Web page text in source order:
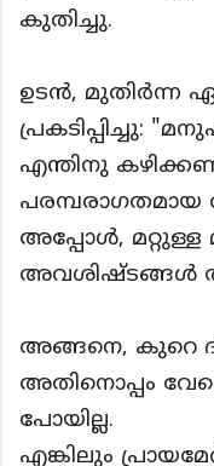
കുതിച്ചു.
ഉടൻ, മുതിർന്ന
പ്രകടിപ്പിച്ചു:
എന്തിനു
പരമ്പരാഗതമായ
അപ്പോൾ, മറ്റുള്ള
അവശിഷ്‌ടങ്ങൾ
അങ്ങനെ, കുറെ
അതിനൊപ്പം
പോയില്ല.
എങ്കിലും